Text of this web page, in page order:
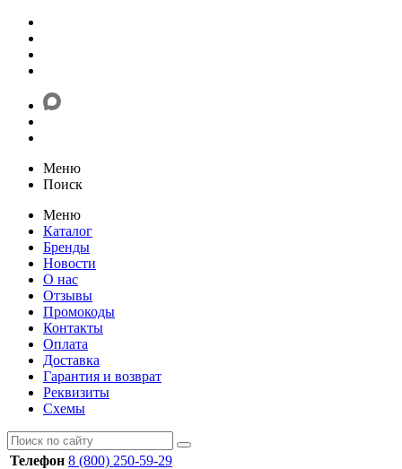
Меню
Поиск
Меню
Каталог
Бренды
Новости
О нас
Отзывы
Промокоды
Контакты
Оплата
Доставка
Гарантия и возврат
Реквизиты
Схемы
Телефон 8 (800) 250-59-29